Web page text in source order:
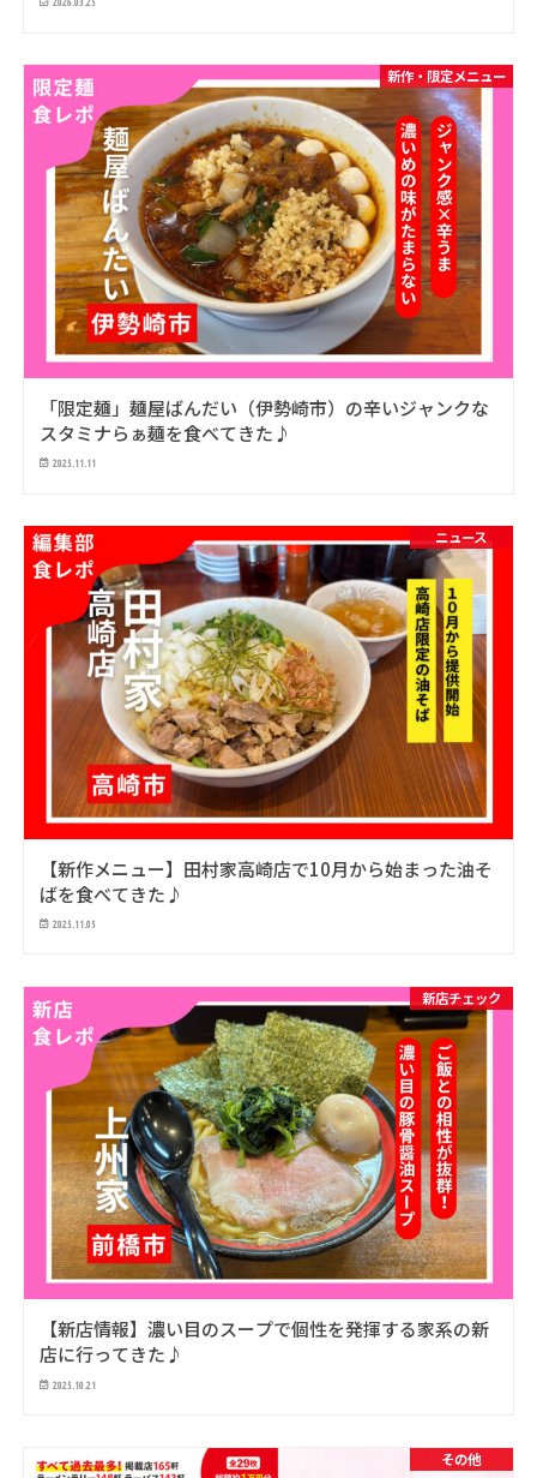
2026.03.25
新作・限定メニュー
「限定麺」麺屋ばんだい（伊勢崎市）の辛いジャンクな
スタミナらぁ麺を食べてきた♪
2025.11.11
ニュース
【新作メニュー】田村家高崎店で10月から始まった油そ
ばを食べてきた♪
2025.11.05
新店チェック
【新店情報】濃い目のスープで個性を発揮する家系の新
店に行ってきた♪
2025.10.21
その他